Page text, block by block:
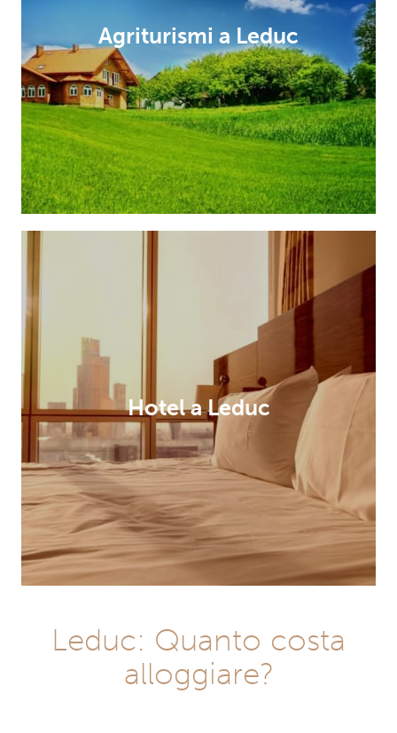
Agriturismi a Leduc
Hotel a Leduc
Leduc: Quanto costa
alloggiare?